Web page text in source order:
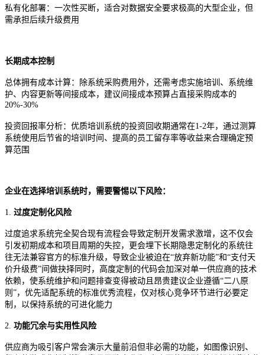
私有化部署：一次性买断，适合对数据安全要求极高的大型企业，但
需承担后续升级费用
长期成本控制
总体拥有成本计算：除系统采购费用外，还需考虑实施培训、系统维
护、内容更新等间接成本，建议间接成本预算占直接采购成本的
20%-30%
投资回报率分析：优质培训系统的投资回收期通常在1-2年，通过测算
系统使用后节省的培训时间、提高的员工留存率等收益来合理确定预
算范围
企业在选择培训系统时，需要警惕以下风险：
1. 过度定制化风险
过度追求系统完全契合现有流程会导致定制开发需求激增，这不仅会
引发初期成本和项目周期的失控，更会埋下长期隐患定制化的系统往
往无法兼容官方的标准升级，导致企业被迫在“放弃新功能”和“支付天
价升级费”间做抉择同时，高度定制的代码会加深对单一供应商的技术
依赖，使系统维护和问题排查变得被动且昂贵建议企业遵循“二八原
则”，优先适配系统的标准优秀流程，仅对核心竞争环节进行必要定
制，以保持系统的可进化能力
2. 功能冗余与实用性风险
供应商为吸引客户常会演示大量前沿但非必需的功能，如图像识别、